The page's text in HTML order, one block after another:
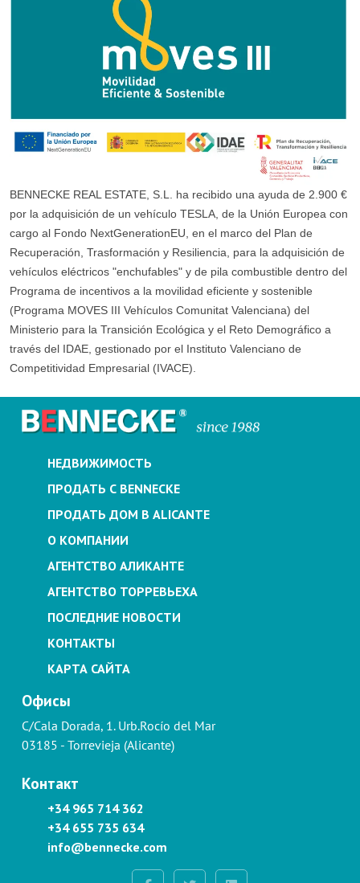
BENNECKE REAL ESTATE, S.L. ha recibido una ayuda de 2.900 €
por la adquisición de un vehículo TESLA, de la Unión Europea con
cargo al Fondo NextGenerationEU, en el marco del Plan de
Recuperación, Trasformación y Resiliencia, para la adquisición de
vehículos eléctricos "enchufables" y de pila combustible dentro del
Programa de incentivos a la movilidad eficiente y sostenible
(Programa MOVES III Vehículos Comunitat Valenciana) del
Ministerio para la Transición Ecológica y el Reto Demográfico a
través del IDAE, gestionado por el Instituto Valenciano de
Competitividad Empresarial (IVACE).
НЕДВИЖИМОСТЬ
ПРОДАТЬ С BENNECKE
ПРОДАТЬ ДОМ В ALICANTE
О КОМПАНИИ
АГЕНТСТВО АЛИКАНТЕ
АГЕНТСТВО ТОРРЕВЬЕХА
ПОСЛЕДНИЕ НОВОСТИ
КОНТАКТЫ
КАРТА САЙТА
Офисы
C/Cala Dorada, 1. Urb.Rocío del Mar
03185 - Torrevieja (Alicante)
Контакт
+34 965 714 362
+34 655 735 634
info@bennecke.com